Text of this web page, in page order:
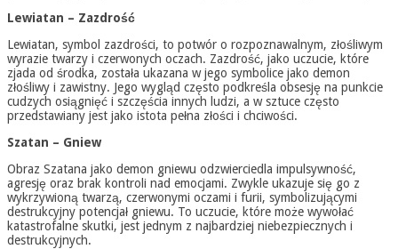
Lewiatan – Zazdrość
Lewiatan, symbol zazdrości, to potwór o rozpoznawalnym, złośliwym
wyrazie twarzy i czerwonych oczach. Zazdrość, jako uczucie, które
zjada od środka, została ukazana w jego symbolice jako demon
złośliwy i zawistny. Jego wygląd często podkreśla obsesję na punkcie
cudzych osiągnięć i szczęścia innych ludzi, a w sztuce często
przedstawiany jest jako istota pełna złości i chciwości.
Szatan – Gniew
Obraz Szatana jako demon gniewu odzwierciedla impulsywność,
agresję oraz brak kontroli nad emocjami. Zwykle ukazuje się go z
wykrzywioną twarzą, czerwonymi oczami i furii, symbolizującymi
destrukcyjny potencjał gniewu. To uczucie, które może wywołać
katastrofalne skutki, jest jednym z najbardziej niebezpiecznych i
destrukcyjnych.